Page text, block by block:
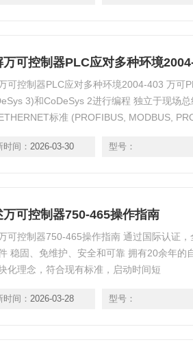
万可控制器PLC应对多种环境
可控制器PLC应对多种环境2004-403 万可
3)和CoDeSys 2进行编程 独立于现场
标准 (PROFIBUS, MODBUS,
时间： 2026-03-30 型号：
万可控制器750-465操作指南
可控制器750-465操作指南 通过国际认证
稳固、免维护、安全和可靠 拥有20余年的
化理念，符合现有标准，启动时间短
时间： 2026-03-28 型号：